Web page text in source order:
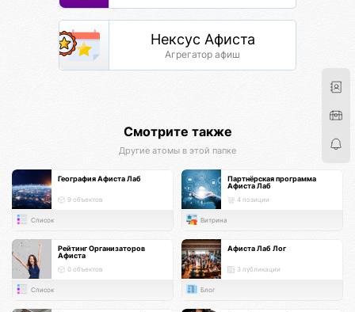
Нексус Афиста
Агрегатор афиш
Смотрите также
Другие атомы в этой папке
География Афиста Лаб
9 объектов
Список
Партнёрская программа
Афиста Лаб
4 позиции
Витрина
Рейтинг Организаторов
Афиста
0 объектов
Список
Афиста Лаб Лог
3 публикации
Блог